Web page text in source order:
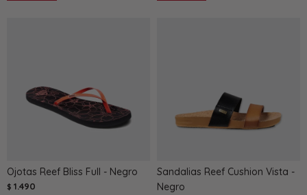
Ojotas Reef Bliss Full - Negro
$ 1.490
Sandalias Reef Cushion Vista -
Negro